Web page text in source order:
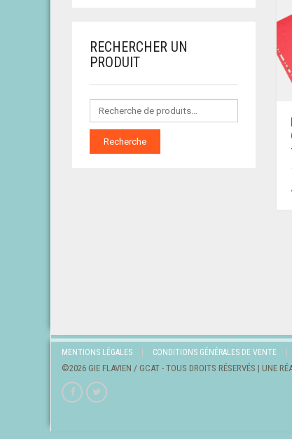
RECHERCHER UN
PRODUIT
Recherche
MENTIONS LÉGALES CONDITIONS GÉNÉRALES DE VENTE
©2026 GIE FLAVIEN / GCAT - TOUS DROITS RÉSERVÉS | UNE